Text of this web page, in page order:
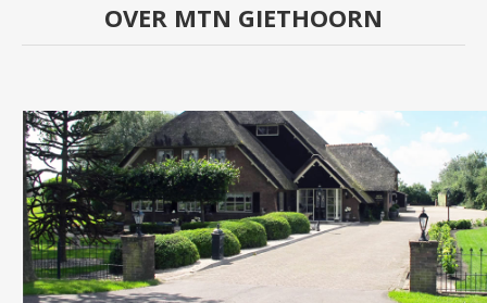
OVER MTN GIETHOORN